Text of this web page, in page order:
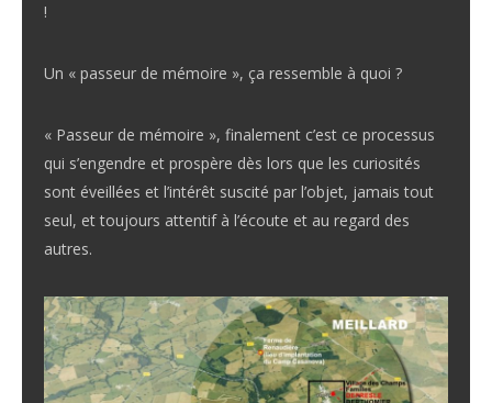
!
Un « passeur de mémoire », ça ressemble à quoi ?
« Passeur de mémoire », finalement c’est ce processus
qui s’engendre et prospère dès lors que les curiosités
sont éveillées et l’intérêt suscité par l’objet, jamais tout
seul, et toujours attentif à l’écoute et au regard des
autres.